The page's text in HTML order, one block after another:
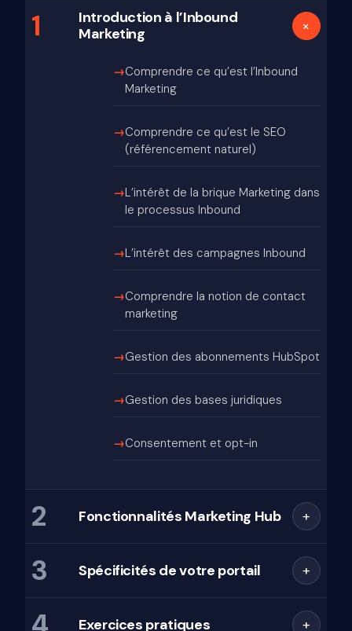
1
Introduction à l’Inbound
Marketing
+
Comprendre ce qu’est l’Inbound
Marketing
Comprendre ce qu’est le SEO
(référencement naturel)
L’intérêt de la brique Marketing dans
le processus Inbound
L’intérêt des campagnes Inbound
Comprendre la notion de contact
marketing
Gestion des abonnements HubSpot
Gestion des bases juridiques
Consentement et opt-in
2 Fonctionnalités Marketing Hub +
Marketing
Gestion des réseaux sociaux
3 Spécificités de votre portail +
Audit rapide de votre paramétrage
Exercices pratiques +